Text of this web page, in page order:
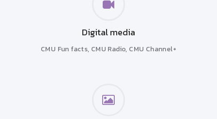
Digital media
CMU Fun facts, CMU Radio, CMU Channel+